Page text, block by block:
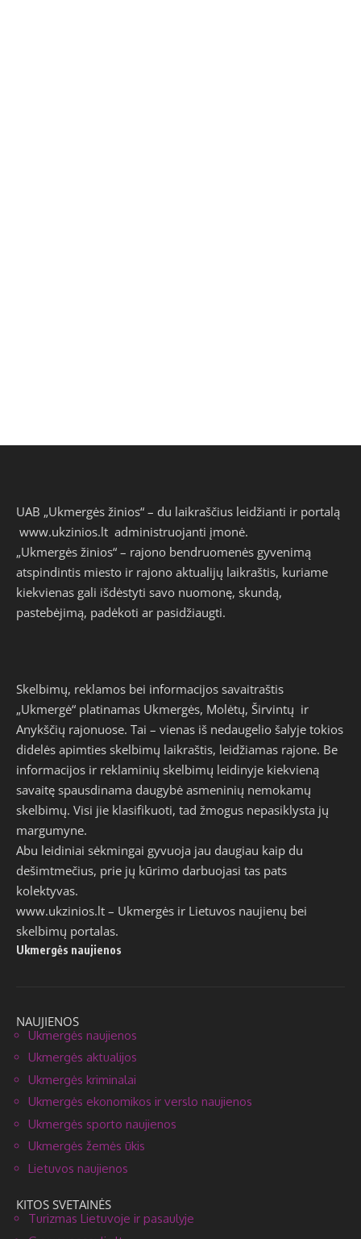
UAB „Ukmergės žinios“ – du laikraščius leidžianti ir portalą
www.ukzinios.lt administruojanti įmonė.
„Ukmergės žinios“ – rajono bendruomenės gyvenimą
atspindintis miesto ir rajono aktualijų laikraštis, kuriame
kiekvienas gali išdėstyti savo nuomonę, skundą,
pastebėjimą, padėkoti ar pasidžiaugti.
Skelbimų, reklamos bei informacijos savaitraštis
„Ukmergė“ platinamas Ukmergės, Molėtų, Širvintų ir
Anykščių rajonuose. Tai – vienas iš nedaugelio šalyje tokios
didelės apimties skelbimų laikraštis, leidžiamas rajone. Be
informacijos ir reklaminių skelbimų leidinyje kiekvieną
savaitę spausdinama daugybė asmeninių nemokamų
skelbimų. Visi jie klasifikuoti, tad žmogus nepasiklysta jų
margumyne.
Abu leidiniai sėkmingai gyvuoja jau daugiau kaip du
dešimtmečius, prie jų kūrimo darbuojasi tas pats
kolektyvas.
www.ukzinios.lt – Ukmergės ir Lietuvos naujienų bei
skelbimų portalas.
Ukmergės naujienos
NAUJIENOS
Ukmergės naujienos
Ukmergės aktualijos
Ukmergės kriminalai
Ukmergės ekonomikos ir verslo naujienos
Ukmergės sporto naujienos
Ukmergės žemės ūkis
Lietuvos naujienos
KITOS SVETAINĖS
Turizmas Lietuvoje ir pasaulyje